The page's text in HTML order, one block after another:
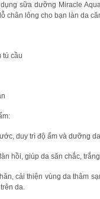
sữa dưỡng Miracle
chân lông cho bạn làn da
tú cầu
duy trì độ ẩm và dưỡng
hồi, giúp da săn chắc,
cải thiện vùng da thâm
da.